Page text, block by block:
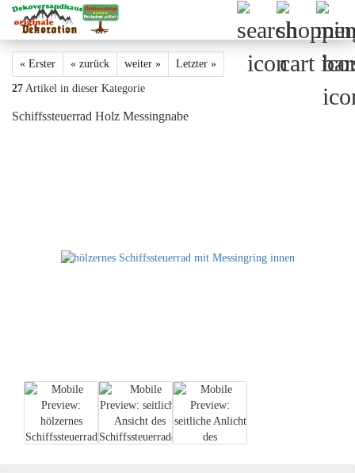
« Erster « zurück weiter » Letzter »
27 Artikel in dieser Kategorie
Schiffssteuerrad Holz Messingnabe